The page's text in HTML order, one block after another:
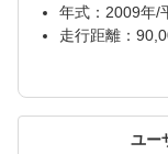
年式：2009年/
走行距離：
ユー